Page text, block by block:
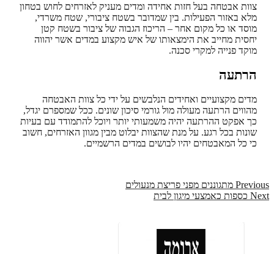
צוות אבטחה בעל חזות אחידה ומדים מעניק לאזרחים לחוש בטחון
מלא באזור הפעילות. בין שמדובר בשטח ציבורי, שטח משרדי,
מוסד או כל מקום אחר – הריכוז הגבוה של ציבור בשטח קטן
יחסית מחייב את הימצאותו של איש מקצוע במדים אשר יהווה
מוקד פנייה למקרי סכנה.
הרתעה
מדים מקצועיים ואחידים הנלבשים על ידי כל צוות האבטחה
מהווים הרתעה מעולה מול גורמי סיכון שונים. ככל שמספרם יגדל,
כך אפקט ההרתעה יהיה משמעותי יותר ויוכל להתמודד עם בעיות
שונות בכל רגע. על מנת שהצוות יבלוט מבין מגוון האזרחים, חשוב
כי כל המאבטחים יהיו לבושים במדים הרשמיים.
Post
navigation
Previous
Previous
post:
מתגוננים מפני פריצת מנעולים
Next
Next
כספות כאמצעי מיגון לבית